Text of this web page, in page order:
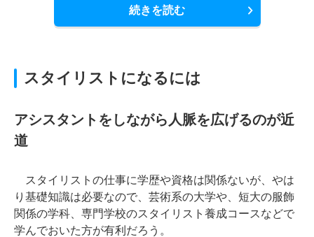
続きを読む
スタイリストになるには
アシスタントをしながら人脈を広げるのが近
道
スタイリストの仕事に学歴や資格は関係ないが、やは
り基礎知識は必要なので、芸術系の大学や、短大の服飾
関係の学科、専門学校のスタイリスト養成コースなどで
学んでおいた方が有利だろう。